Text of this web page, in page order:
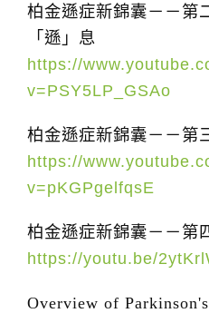
柏金遜症新錦囊－－第
「遜」息
https://
v=PSY5LP_GSAo
柏金遜症新錦囊－－第
https://
v=pKGPgelfqsE
柏金遜症新錦囊－－第
https://youtu.be/
Overview of